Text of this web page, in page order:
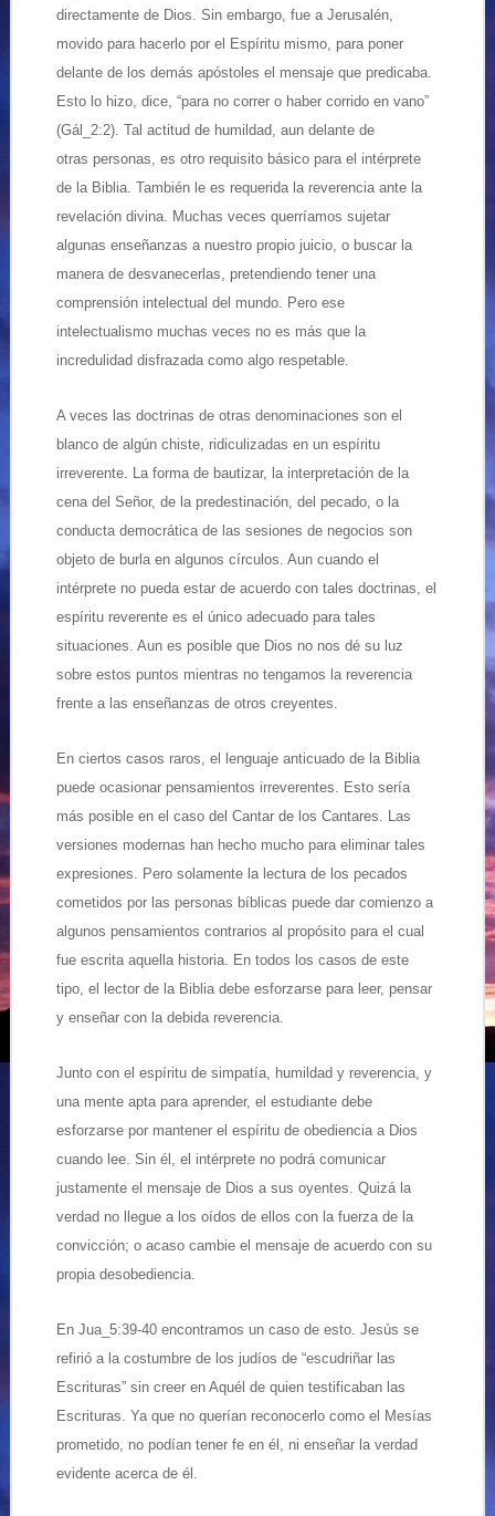
directamente de Dios. Sin embargo, fue a Jerusalén,
movido para hacerlo por el Espíritu mismo, para poner
delante de los demás apóstoles el mensaje que predicaba.
Esto lo hizo, dice, “para no correr o haber corrido en vano”
(Gál_2:2). Tal actitud de humildad, aun delante de
otras personas, es otro requisito básico para el intérprete
de la Biblia. También le es requerida la reverencia ante la
revelación divina. Muchas veces querríamos sujetar
algunas enseñanzas a nuestro propio juicio, o buscar la
manera de desvanecerlas, pretendiendo tener una
comprensión intelectual del mundo. Pero ese
intelectualismo muchas veces no es más que la
incredulidad disfrazada como algo respetable.
A veces las doctrinas de otras denominaciones son el
blanco de algún chiste, ridiculizadas en un espíritu
irreverente. La forma de bautizar, la interpretación de la
cena del Señor, de la predestinación, del pecado, o la
conducta democrática de las sesiones de negocios son
objeto de burla en algunos círculos. Aun cuando el
intérprete no pueda estar de acuerdo con tales doctrinas, el
espíritu reverente es el único adecuado para tales
situaciones. Aun es posible que Dios no nos dé su luz
sobre estos puntos mientras no tengamos la reverencia
frente a las enseñanzas de otros creyentes.
En ciertos casos raros, el lenguaje anticuado de la Biblia
puede ocasionar pensamientos irreverentes. Esto sería
más posible en el caso del Cantar de los Cantares. Las
versiones modernas han hecho mucho para eliminar tales
expresiones. Pero solamente la lectura de los pecados
cometidos por las personas bíblicas puede dar comienzo a
algunos pensamientos contrarios al propósito para el cual
fue escrita aquella historia. En todos los casos de este
tipo, el lector de la Biblia debe esforzarse para leer, pensar
y enseñar con la debida reverencia.
Junto con el espíritu de simpatía, humildad y reverencia, y
una mente apta para aprender, el estudiante debe
esforzarse por mantener el espíritu de obediencia a Dios
cuando lee. Sin él, el intérprete no podrá comunicar
justamente el mensaje de Dios a sus oyentes. Quizá la
verdad no llegue a los oídos de ellos con la fuerza de la
convicción; o acaso cambie el mensaje de acuerdo con su
propia desobediencia.
En Jua_5:39-40 encontramos un caso de esto. Jesús se
refirió a la costumbre de los judíos de “escudriñar las
Escrituras” sin creer en Aquél de quien testificaban las
Escrituras. Ya que no querían reconocerlo como el Mesías
prometido, no podían tener fe en él, ni enseñar la verdad
evidente acerca de él.